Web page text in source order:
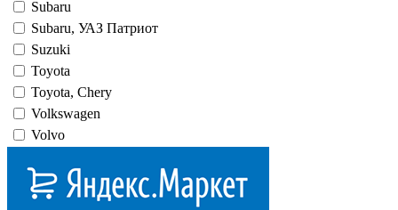
Subaru
Subaru, УАЗ Патриот
Suzuki
Toyota
Toyota, Chery
Volkswagen
Volvo